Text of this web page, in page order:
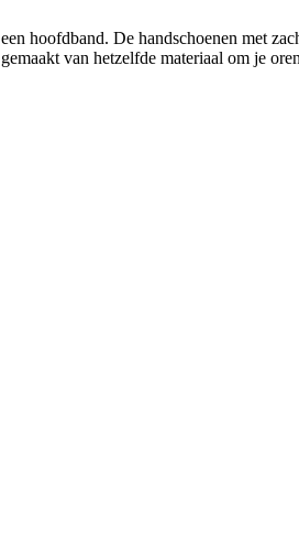
hoofdband. De handschoenen met
van hetzelfde materiaal om je